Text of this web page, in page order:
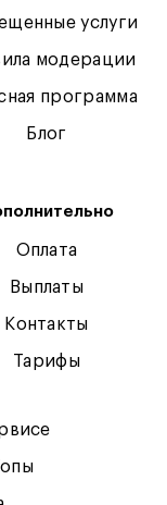
услуги
модерации
программа
Блог
Оплата
Выплаты
Контакты
Тарифы